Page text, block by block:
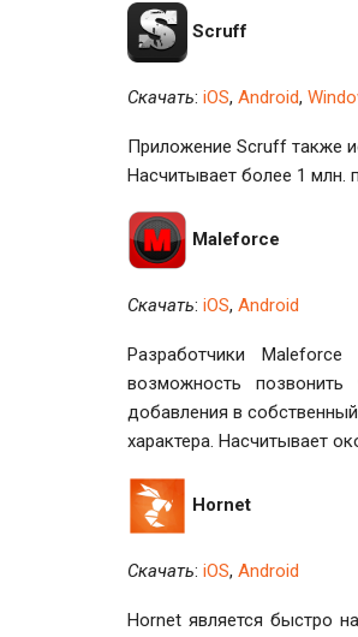
Scruff
Скачать: iOS, Android,
Приложение Scruff также
Насчитывает более 1 млн.
Maleforce
Скачать: iOS, Android
Разработчики
возможность
добавления в
характера. Насчитывает
Hornet
Скачать: iOS, Android
Hornet является быстро